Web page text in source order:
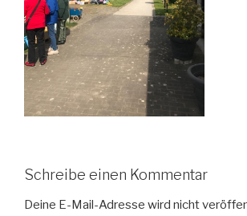
Schreibe einen Kommentar
Deine E-Mail-Adresse wird nicht